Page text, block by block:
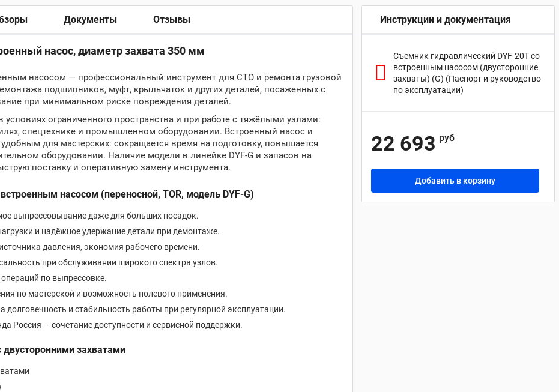
Документы Отзывы
насос, диаметр захвата 350 мм
насосом — профессиональный инструмент для СТО и ремонта грузовой
подшипников, муфт, крыльчаток и других деталей, посаженных с
при минимальном риске повреждения деталей.
ограниченного пространства и при работе с тяжёлыми узлами:
спецтехнике и промышленном оборудовании. Встроенный насос и
для мастерских: сокращается время на подготовку, повышается
оборудовании. Наличие модели в линейке DYF-G и запасов на
поставку и оперативную замену инструмента.
насосом (переносной, TOR, модель DYF-G)
выпрессовывание даже для больших посадок.
и надёжное удержание детали при демонтаже.
давления, экономия рабочего времени.
при обслуживании широкого спектра узлов.
по выпрессовке.
по мастерской и возможность полевого применения.
и стабильность работы при регулярной эксплуатации.
Россия — сочетание доступности и сервисной поддержки.
захватами
Инструкции и документация
Съемник гидравлический DYF-20T со
встроенным насосом (двусторонние
захваты) (G) (Паспорт и руководство
по эксплуатации)
22 693 руб
Добавить в корзину